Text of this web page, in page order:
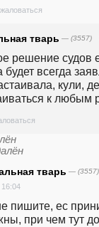
тварь — (3557)
решение судов
будет всегда
кули,
к любым
тварь — (3557)
пишите, ес
при чем тут